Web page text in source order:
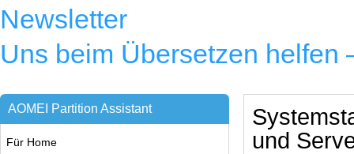
Newsletter
Uns beim Übersetzen helfen
AOMEI Partition Assistant
Für Home
und